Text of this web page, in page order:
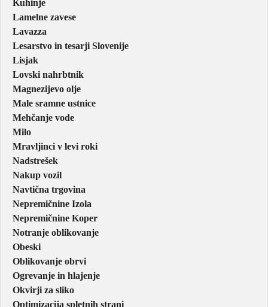
Kuhinje
Lamelne zavese
Lavazza
Lesarstvo in tesarji Slovenije
Lisjak
Lovski nahrbtnik
Magnezijevo olje
Male sramne ustnice
Mehčanje vode
Milo
Mravljinci v levi roki
Nadstrešek
Nakup vozil
Navtična trgovina
Nepremičnine Izola
Nepremičnine Koper
Notranje oblikovanje
Obeski
Oblikovanje obrvi
Ogrevanje in hlajenje
Okvirji za sliko
Optimizacija spletnih strani